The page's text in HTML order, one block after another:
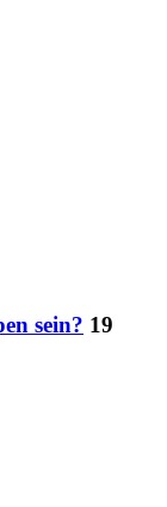
sein? 19